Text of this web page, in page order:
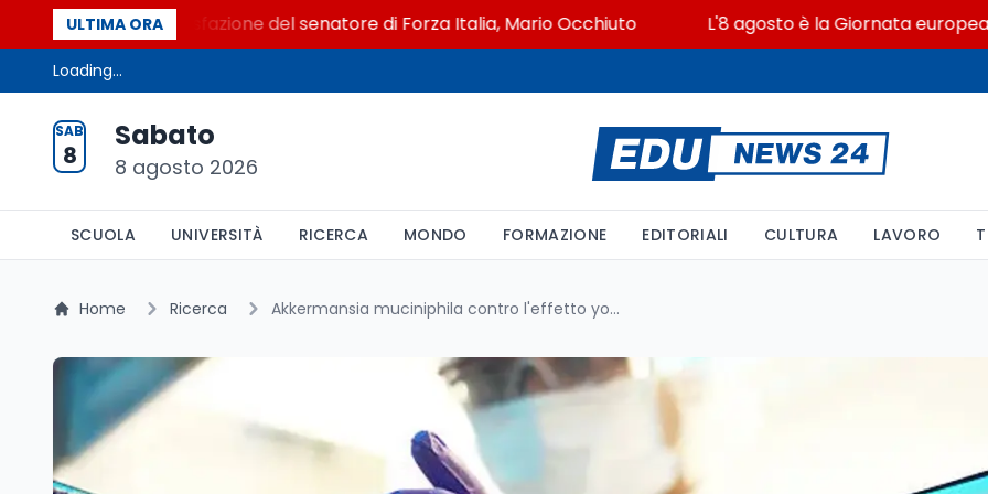
ULTIMA ORA
La soddisfazione del senatore di Forza Italia, Mario Occhiuto L'8 agosto è la Giornata europea in
Loading...
SAB
8
Sabato
8 agosto 2026
SCUOLA UNIVERSITÀ RICERCA MONDO FORMAZIONE EDITORIALI CULTURA LAVORO
Home Ricerca Akkermansia muciniphila contro l'effetto yo-yo: i numeri reali del trial